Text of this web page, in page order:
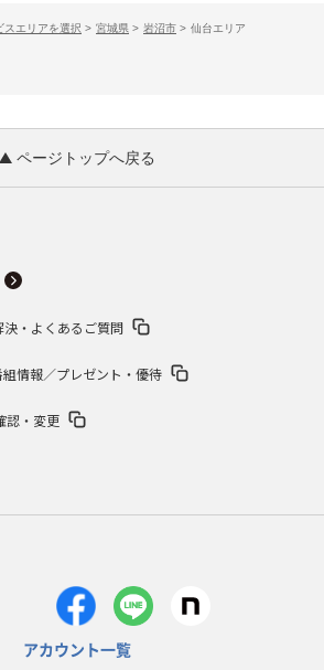
スエリアを選択 > 宮城県 > 岩沼市 > 仙台エリア
ページトップへ戻る
決・よくあるご質問
組情報／プレゼント・優待
認・変更
アカウント一覧